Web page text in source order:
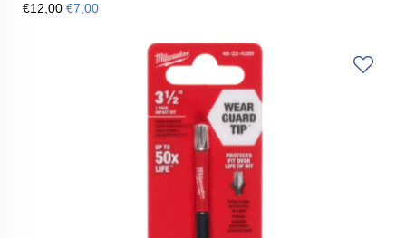
€12,00 €7,00